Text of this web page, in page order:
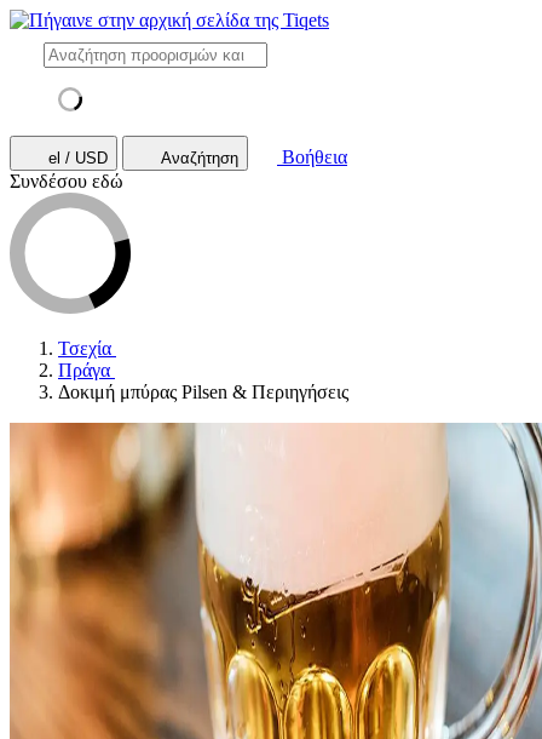
el / USD Αναζήτηση
Βοήθεια
Συνδέσου εδώ
Τσεχία
Πράγα
Δοκιμή μπύρας Pilsen & Περιηγήσεις